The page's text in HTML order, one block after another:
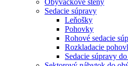
Sedacie súpravy
Leňošky
Pohovky
Rohové sedacie
Rozkladacie
Sedacie súpravy